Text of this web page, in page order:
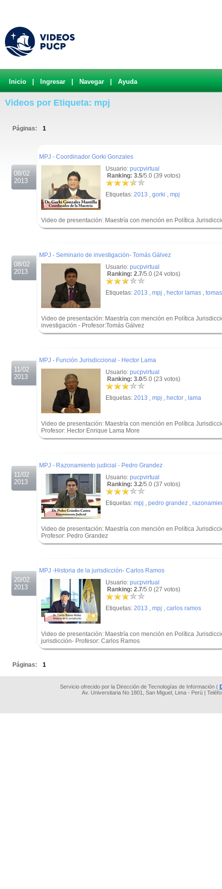
Inicio Ingresar Navegar Ayuda
Videos por Etiqueta: mpj
Páginas: 1
08/02
2013
MPJ - Coordinador Gorki Gonzales
Usuario: pucpvirtual
Ranking: 3.5/5.0 (39 votos)
Etiquetas: 2013 , gorki , mpj
Video de presentación: Maestría con mención en Política
08/02
2013
MPJ - Seminario de investigación- Tomás Gálvez
Usuario: pucpvirtual
Ranking: 2.7/5.0 (24 votos)
Etiquetas: 2013 , mpj , hector lamas ,
Video de presentación: Maestría con mención en Política
investigación - Profesor:Tomás Gálvez
11/02
2013
MPJ - Función Jurisdiccional - Hector Lama
Usuario: pucpvirtual
Ranking: 3.0/5.0 (23 votos)
Etiquetas: 2013 , mpj , hector , lama
Video de presentación: Maestría con mención en Política
Profesor: Hector Enrique Lama More
11/02
2013
MPJ - Razonamiento judicial - Pedro Grandez
Usuario: pucpvirtual
Ranking: 3.2/5.0 (37 votos)
Etiquetas: mpj , pedro grandez ,
Video de presentación: Maestría con mención en Política
Profesor: Pedro Grandez
20/02
2013
MPJ -Historia de la jurisdicción- Carlos Ramos
Usuario: pucpvirtual
Ranking: 2.7/5.0 (27 votos)
Etiquetas: 2013 , mpj , carlos ramos
Video de presentación: Maestría con mención en Política
jurisdicción- Profesor: Carlos Ramos
Páginas: 1
Servicio ofrecido por la Dirección de Tecnologías de Información (
Av. Universitaria No 1801, San Miguel, Lima - Perú |